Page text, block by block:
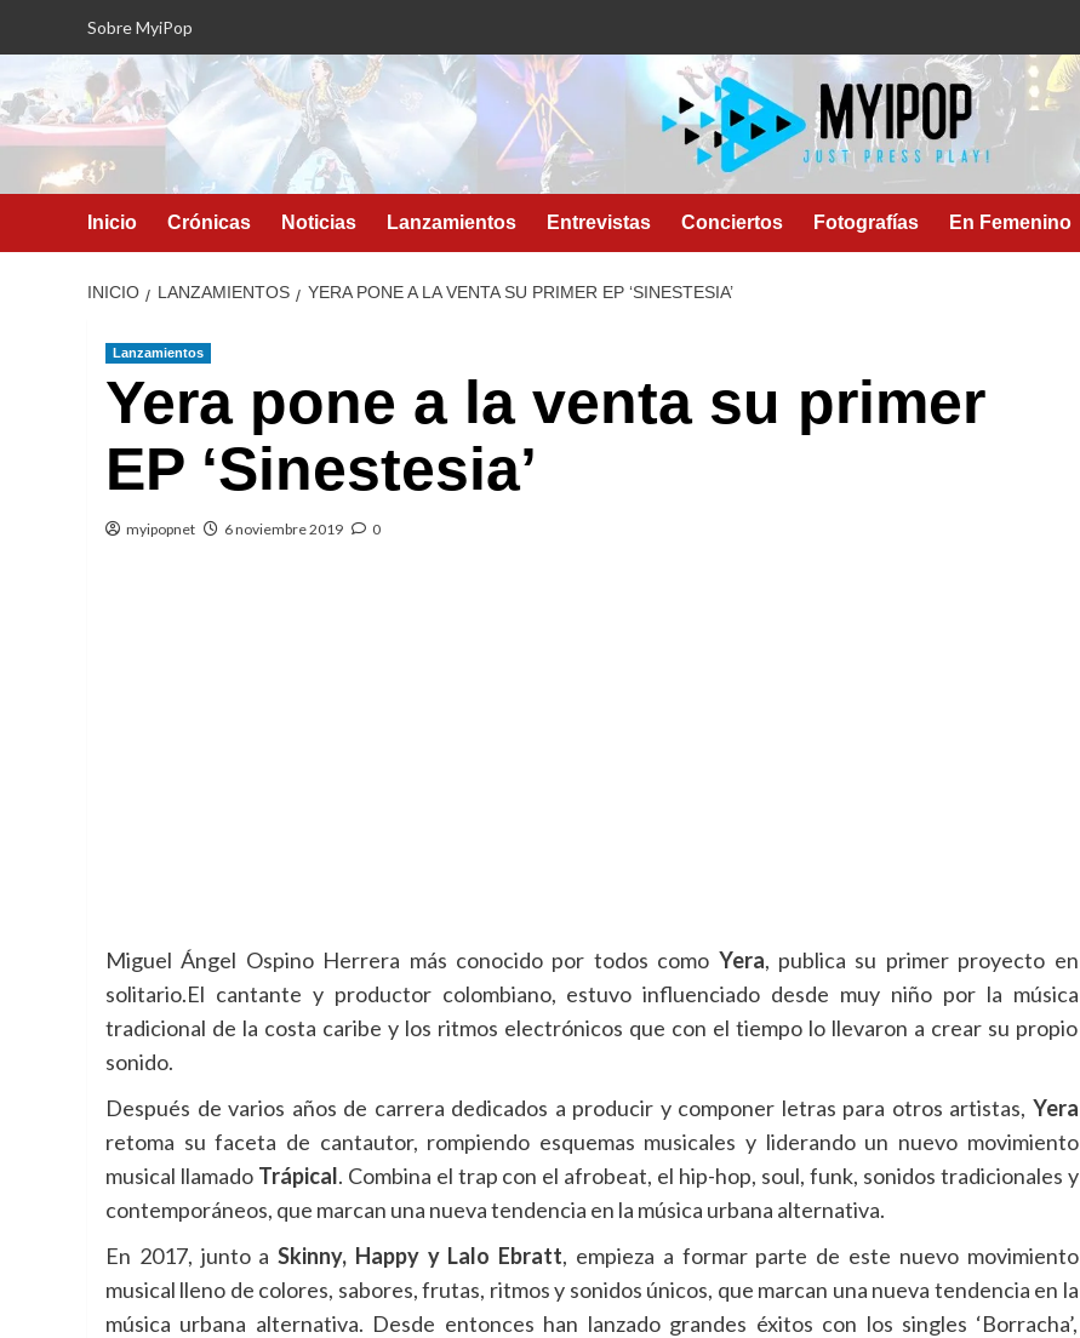
Sobre MyiPop
Inicio Crónicas Noticias Lanzamientos Entrevistas Conciertos Fotografías En Femenino
INICIO LANZAMIENTOS YERA PONE A LA VENTA SU PRIMER EP ‘SINESTESIA’
Lanzamientos
Yera pone a la venta su primer
EP ‘Sinestesia’
myipopnet 6 noviembre 2019 0
Miguel Ángel Ospino Herrera más conocido por todos como Yera, publica su primer proyecto en
solitario.El cantante y productor colombiano, estuvo influenciado desde muy niño por la música
tradicional de la costa caribe y los ritmos electrónicos que con el tiempo lo llevaron a crear su propio
sonido.
Después de varios años de carrera dedicados a producir y componer letras para otros artistas, Yera
retoma su faceta de cantautor, rompiendo esquemas musicales y liderando un nuevo movimiento
musical llamado Trápical. Combina el trap con el afrobeat, el hip-hop, soul, funk, sonidos tradicionales y
contemporáneos, que marcan una nueva tendencia en la música urbana alternativa.
En 2017, junto aSkinny, Happy y Lalo Ebratt, empieza a formar parte de este nuevo movimiento
musical lleno de colores, sabores, frutas, ritmos y sonidos únicos, que marcan una nueva tendencia en la
música urbana alternativa. Desde entonces han lanzado grandes éxitos con los singles ‘Borracha’,